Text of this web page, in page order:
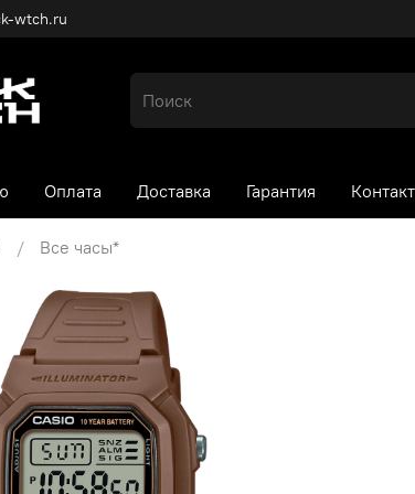
wtch.ru
Оплата Доставка Гарантия
Все часы*